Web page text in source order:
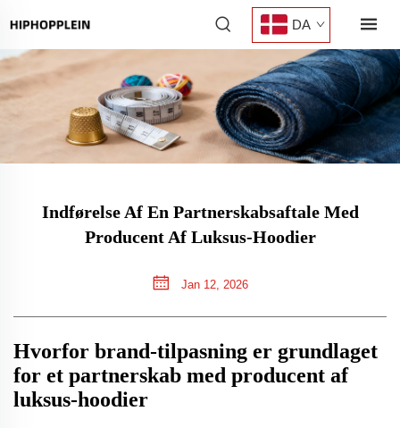
DA
Indførelse Af En Partnerskabsaftale Med
Producent Af Luksus-Hoodier
Jan 12, 2026
Hvorfor brand-tilpasning er grundlaget
for et partnerskab med producent af
luksus-hoodier